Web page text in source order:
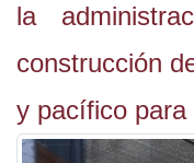
la
construcción
y pacífico para